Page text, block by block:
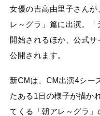
女優の吉高由里子さん
レ～グラ」篇に出演。
開始されるほか、公式
公開されます。
新CMは、CM出演4シー
たある1日の様子が描か
てくる「朝アレ～グラ